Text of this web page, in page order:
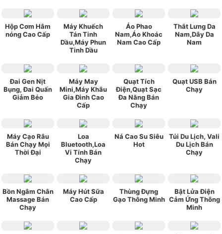
Hộp Cơm Hâm
nóng Cao Cấp
Máy Khuếch
Tán Tinh
Dầu,Máy Phun
Tinh Dầu
Áo Phao
Nam,Áo Khoác
Nam Cao Cấp
Thắt Lưng Da
Nam,Dây Da
Nam
Đai Gen Nịt
Bụng, Đai Quấn
Giảm Béo
Máy May
Mini,Máy Khâu
Gia Đình Cao
Cấp
Quạt Tích
Điện,Quạt Sạc
Đa Năng Bán
Chạy
Quạt USB Bán
Chạy
Máy Cạo Râu
Bán Chạy Mọi
Thời Đại
Loa
Bluetooth,Loa
Vi Tính Bán
Chạy
Ná Cao Su Siêu
Hot
Túi Du Lịch, Vali
Du Lịch Bán
Chạy
Bồn Ngâm Chân
Massage Bán
Chạy
Máy Hút Sữa
Cao Cấp
Thùng Đựng
Gạo Thông Minh
Bật Lửa Điện
Cảm Ứng Thông
Minh